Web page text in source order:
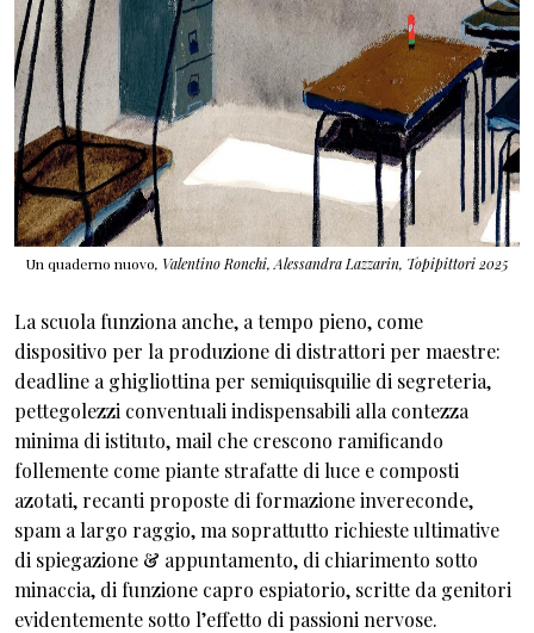
Un quaderno nuovo, Valentino Ronchi, Alessandra Lazzarin, Topipittori 2025
La scuola funziona anche, a tempo pieno, come
dispositivo per la produzione di distrattori per maestre:
deadline a ghigliottina per semiquisquilie di segreteria,
pettegolezzi conventuali indispensabili alla contezza
minima di istituto, mail che crescono ramificando
follemente come piante strafatte di luce e composti
azotati, recanti proposte di formazione invereconde,
spam a largo raggio, ma soprattutto richieste ultimative
di spiegazione & appuntamento, di chiarimento sotto
minaccia, di funzione capro espiatorio, scritte da genitori
evidentemente sotto l’effetto di passioni nervose.